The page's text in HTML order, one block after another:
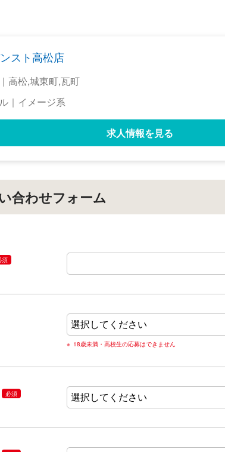
スト高松店
高松,城東町,瓦町
｜イメージ系
求人情報を見る
合わせフォーム
須
18歳未満・高校生の応募はできません
必須